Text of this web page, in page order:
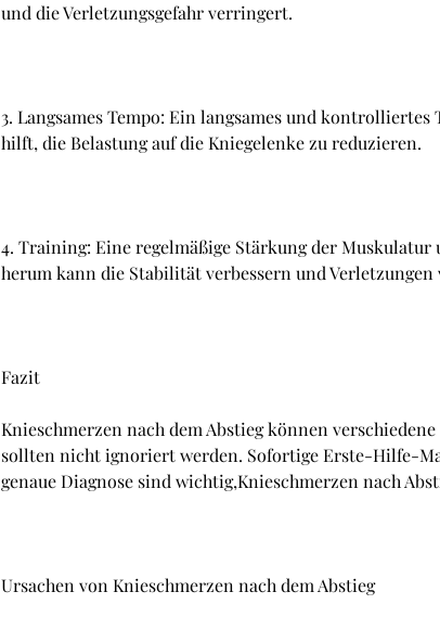
und die Verletzungsgefahr verringert.
3. Langsames Tempo: Ein langsames und kontrolliertes
hilft, die Belastung auf die Kniegelenke zu reduzieren.
4. Training: Eine regelmäßige Stärkung der Muskulatur
herum kann die Stabilität verbessern und Verletzungen
Fazit
Knieschmerzen nach dem Abstieg können
sollten nicht ignoriert werden. Sofortige Erste-Hilfe-
genaue Diagnose sind wichtig,Knieschmerzen nach
Ursachen von Knieschmerzen nach dem Abstieg